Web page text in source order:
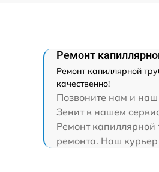
Ремонт
Ремонт капиллярной
качественно!
Позвоните нам и наш
Зенит в нашем
Ремонт капиллярной
ремонта. Наш курьер